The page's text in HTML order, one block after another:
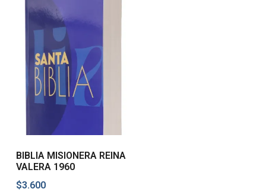
BIBLIA MISIONERA REINA
VALERA 1960
$3.600